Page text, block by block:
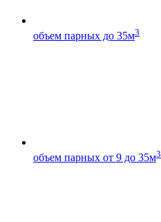
объем парных до 35м3
объем парных от 9 до 35м3